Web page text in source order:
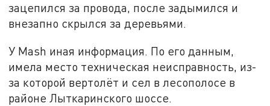
зацепился за провода, после задымился и
внезапно скрылся за деревьями.
У Mash иная информация. По его данным,
имела место техническая неисправность, из-
за которой вертолёт и сел в лесополосе в
районе Лыткаринского шоссе.